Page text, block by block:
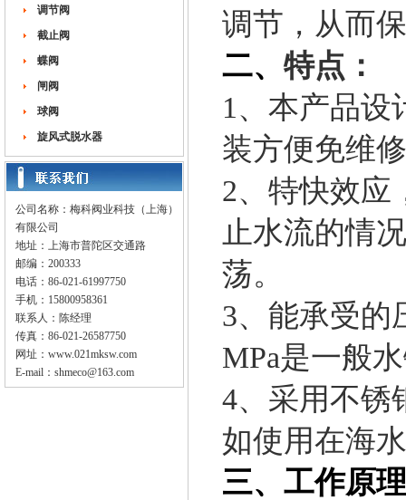
调节阀
截止阀
蝶阀
闸阀
球阀
旋风式脱水器
公司名称：梅科阀业科技（上海）
有限公司
地址：上海市普陀区交通路
邮编：200333
电话：86-021-61997750
手机：15800958361
联系人：陈经理
传真：86-021-26587750
网址： www.021mksw.com
E-mail： shmeco@163.com
调节，从而
二、 特点：
1、本产品设
装方便免维
2、特快效应
止水流的情
荡。
3、能承受的
MPa是一般
4、采用不锈
如使用在海
三、 工作原